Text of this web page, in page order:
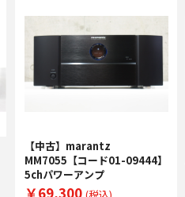
【中古】marantz
MM7055【コード01-09444】
5chパワーアンプ
￥69,300